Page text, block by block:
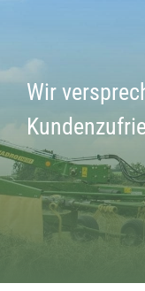
Wir